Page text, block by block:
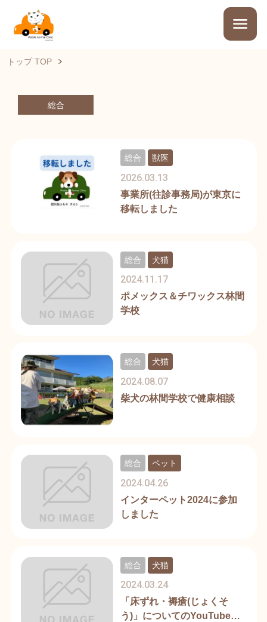
トップ TOP
総合
事業所(往診事務局)が東京に
移転しました
2026.03.13
総合 獣医
ポメックス＆チワックス林間
学校
2024.11.17
総合 犬猫
柴犬の林間学校で健康相談
2024.08.07
総合 犬猫
インターペット2024に参加
しました
2024.04.26
総合 ペット
「床ずれ・褥瘡(じょくそ
う)」についてのYouTube動
2024.03.24
総合 犬猫